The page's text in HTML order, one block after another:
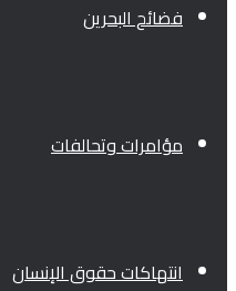
فضائح البحرين
مؤامرات وتحالفات
انتهاكات حقوق الإنسان